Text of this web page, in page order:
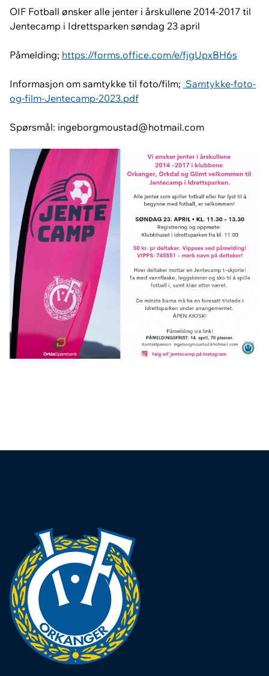
OIF Fotball ønsker alle jenter i årskullene 2014-2017 til
Jentecamp i Idrettsparken søndag 23 april
Påmelding; https://forms.office.com/e/fjgUpxBH6s
Informasjon om samtykke til foto/film; Samtykke-foto-
og-film-Jentecamp-2023.pdf
Spørsmål: ingeborgmoustad@hotmail.com